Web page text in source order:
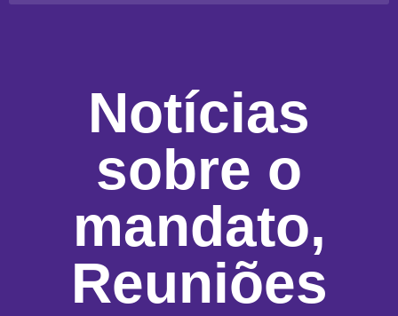
Notícias
sobre o
mandato,
Reuniões